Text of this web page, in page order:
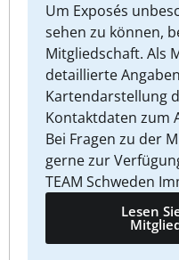
Um Exposés
sehen zu können,
Mitgliedschaft. Als
detaillierte
Kartendarstellung
Kontaktdaten zum
Bei Fragen zu der
gerne zur
TEAM Schweden
Lesen